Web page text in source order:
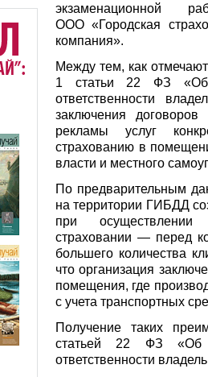
экзаменационной
ООО «Городская
компания».
Между тем, как
1 статьи 22 ФЗ «Об
ответственности
заключения
рекламы услуг
страхованию в
власти и местного
По предварительным
на территории ГИБДД
при осуществлении
страховании — перед
большего количества
что организация
помещения, где
с учета транспортных
Получение таких
статьей 22 ФЗ «Об
ответственности